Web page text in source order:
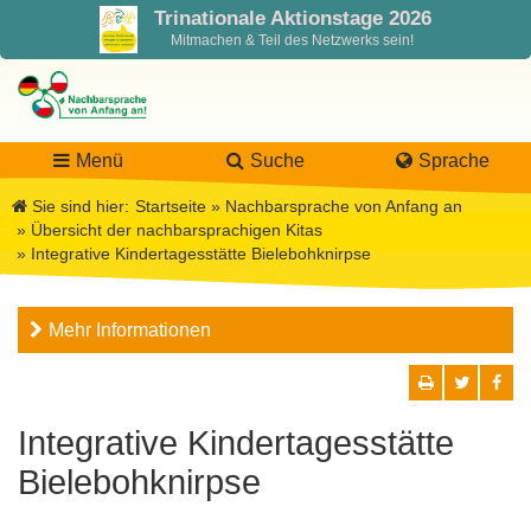
Trinationale Aktionstage 2026
Mitmachen & Teil des Netzwerks sein!
Menü Suche Sprache
LaNa
DPJW Zentralstelle
Newsletter
Materialien
Sie sind hier: Startseite » Nachbarsprache von Anfang an
» Übersicht der nachbarsprachigen Kitas
» Integrative Kindertagesstätte Bielebohknirpse
Mehr Informationen
Integrative Kindertagesstätte
Bielebohknirpse